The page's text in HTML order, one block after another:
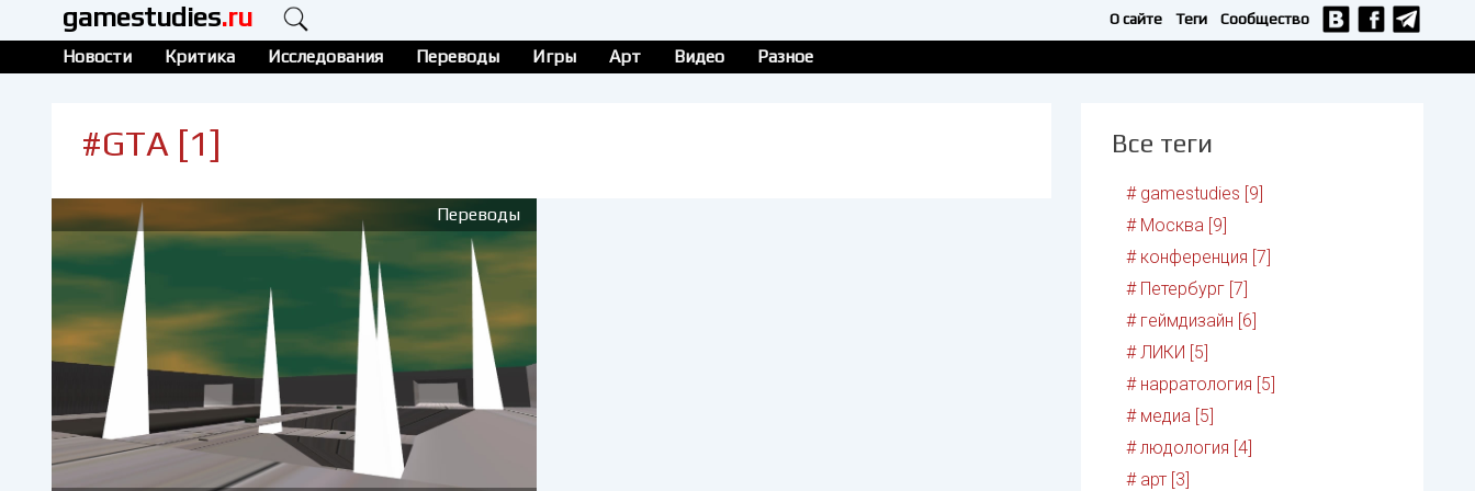
gamestudies.ru О сайте Теги Сообщество
Новости Критика Исследования Переводы Игры Арт Видео Разное
#GTA [1]
Переводы
Все теги
# gamestudies [9]
# Москва [9]
# конференция [7]
# Петербург [7]
# геймдизайн [6]
# ЛИКИ [5]
# нарратология [5]
# медиа [5]
# людология [4]
# арт [3]